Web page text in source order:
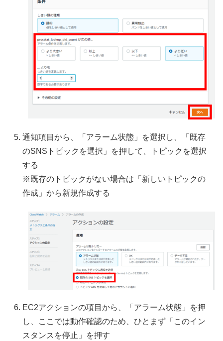
通知項目から、「アラーム状態」を選択し、「既存
のSNSトピックを選択」を押して、トピックを選択
する
※既存のトピックがない場合は「新しいトピックの
作成」から新規作成する
EC2アクションの項目から、「アラーム状態」を押
し、ここでは動作確認のため、ひとまず「このイン
スタンスを停止」を押す